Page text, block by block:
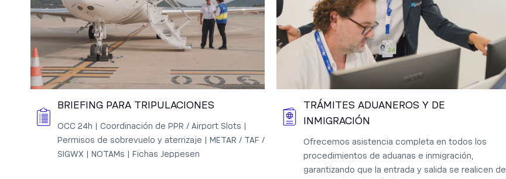
BRIEFING PARA TRIPULACIONES
OCC 24h | Coordinación de PPR / Airport Slots |
Permisos de sobrevuelo y aterrizaje | METAR / TAF /
SIGWX | NOTAMs | Fichas Jeppesen
TRÁMITES ADUANEROS Y DE
INMIGRACIÓN
Ofrecemos asistencia completa en todos los
procedimientos de aduanas e inmigración,
garantizando que la entrada y salida se realicen de